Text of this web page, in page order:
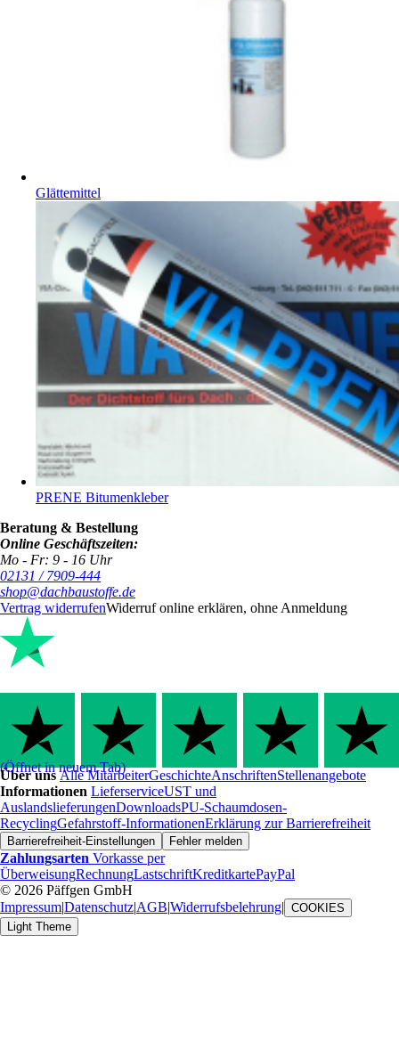
Glättemittel
PRENE Bitumenkleber
Beratung & Bestellung
Online Geschäftszeiten:
Mo - Fr: 9 - 16 Uhr
02131 / 7909-444
shop@dachbaustoffe.de
Vertrag widerrufenWiderruf online erklären, ohne Anmeldung
(Öffnet in neuem Tab)
Über unsAlle MitarbeiterGeschichteAnschriftenStellenangebote
Informationen LieferserviceUST und
AuslandslieferungenDownloadsPU-Schaumdosen-
RecyclingGefahrstoff-InformationenErklärung zur Barrierefreiheit
Barrierefreiheit-Einstellungen Fehler melden
Zahlungsarten Vorkasse per
ÜberweisungRechnungLastschriftKreditkartePayPal
© 2026 Päffgen GmbH
Impressum|Datenschutz|AGB|Widerrufsbelehrung| COOKIES
Light Theme